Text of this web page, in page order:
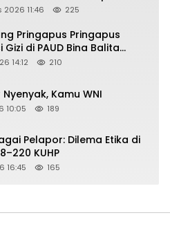
Warganet
11:46 225
Pringapus Pringapus
di PAUD Bina Balita
Nasional 2026
14:12 210
Kamu WNI
10:05 189
Pelapor: Dilema Etika di
KUHP
16:45 165